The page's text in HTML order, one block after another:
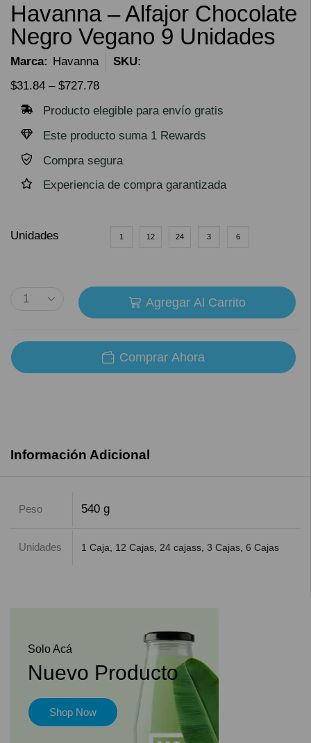
Havanna – Alfajor Chocolate
Negro Vegano 9 Unidades
Marca: Havanna
SKU:
$31.84 – $727.78
Producto elegible para envío gratis
Este producto suma 1 Rewards
Compra segura
Experiencia de compra garantizada
Unidades 1 12 24 3 6
Agregar Al Carrito
Comprar Ahora
Información Adicional
Peso 540 g
Unidades 1 Caja, 12 Cajas, 24 cajass, 3 Cajas, 6 Cajas
Solo Acá
Nuevo Producto
Shop Now